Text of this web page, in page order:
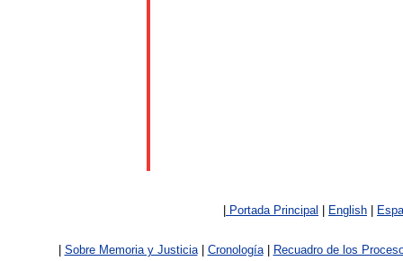
Portada Principal English
Sobre Memoria y Justicia| Cronología|
Recuadro de los